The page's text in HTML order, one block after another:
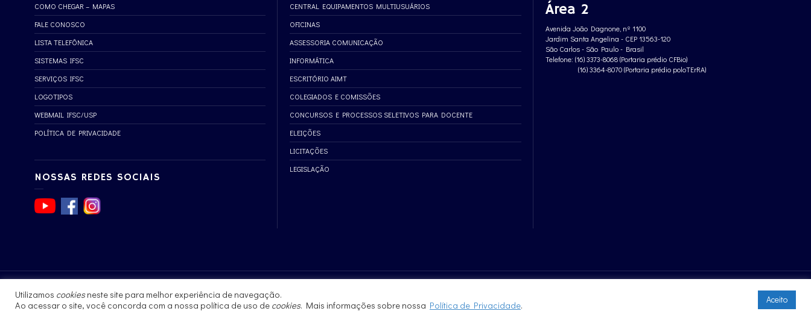
COMO CHEGAR – MAPAS
FALE CONOSCO
LISTA TELEFÔNICA
SISTEMAS IFSC
SERVIÇOS IFSC
LOGOTIPOS
WEBMAIL IFSC/USP
POLÍTICA DE PRIVACIDADE
NOSSAS REDES SOCIAIS
CENTRAL EQUIPAMENTOS MULTIUSUÁRIOS
OFICINAS
ASSESSORIA COMUNICAÇÃO
INFORMÁTICA
ESCRITÓRIO AIMT
COLEGIADOS E COMISSÕES
CONCURSOS E PROCESSOS SELETIVOS PARA DOCENTE
ELEIÇÕES
LICITAÇÕES
LEGISLAÇÃO
Área 2
Avenida João Dagnone, nº 1100
Jardim Santa Angelina - CEP 13563-120
São Carlos - São Paulo - Brasil
Telefone: (16) 3373-8068 (Portaria prédio CFBio)
(16) 3364-8070 (Portaria prédio poloTErRA)
© 2017 - 2023 | Instituto de Física de São Carlos
Utilizamos cookiesneste site para melhor experiência de navegação.
Ao acessar o site, você concorda com a nossa política de uso de cookies. Mais informações sobre nossa Política de Privacidade. Aceito